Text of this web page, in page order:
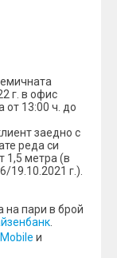
г. в офис
от 13:00 ч. до
заедно с
реда си
1,5 метра (в
19.10.2021 г.).
на пари в брой
и